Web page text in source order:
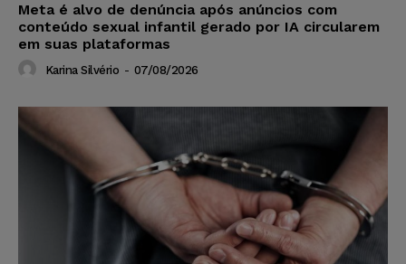
Meta é alvo de denúncia após anúncios com
conteúdo sexual infantil gerado por IA circularem
em suas plataformas
Karina Silvério - 07/08/2026